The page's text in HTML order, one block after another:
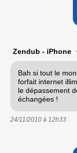
Zendub - iPhone
Bah si tout le
forfait internet
le dépassement
échangées !
24/11/2010 à 12h33